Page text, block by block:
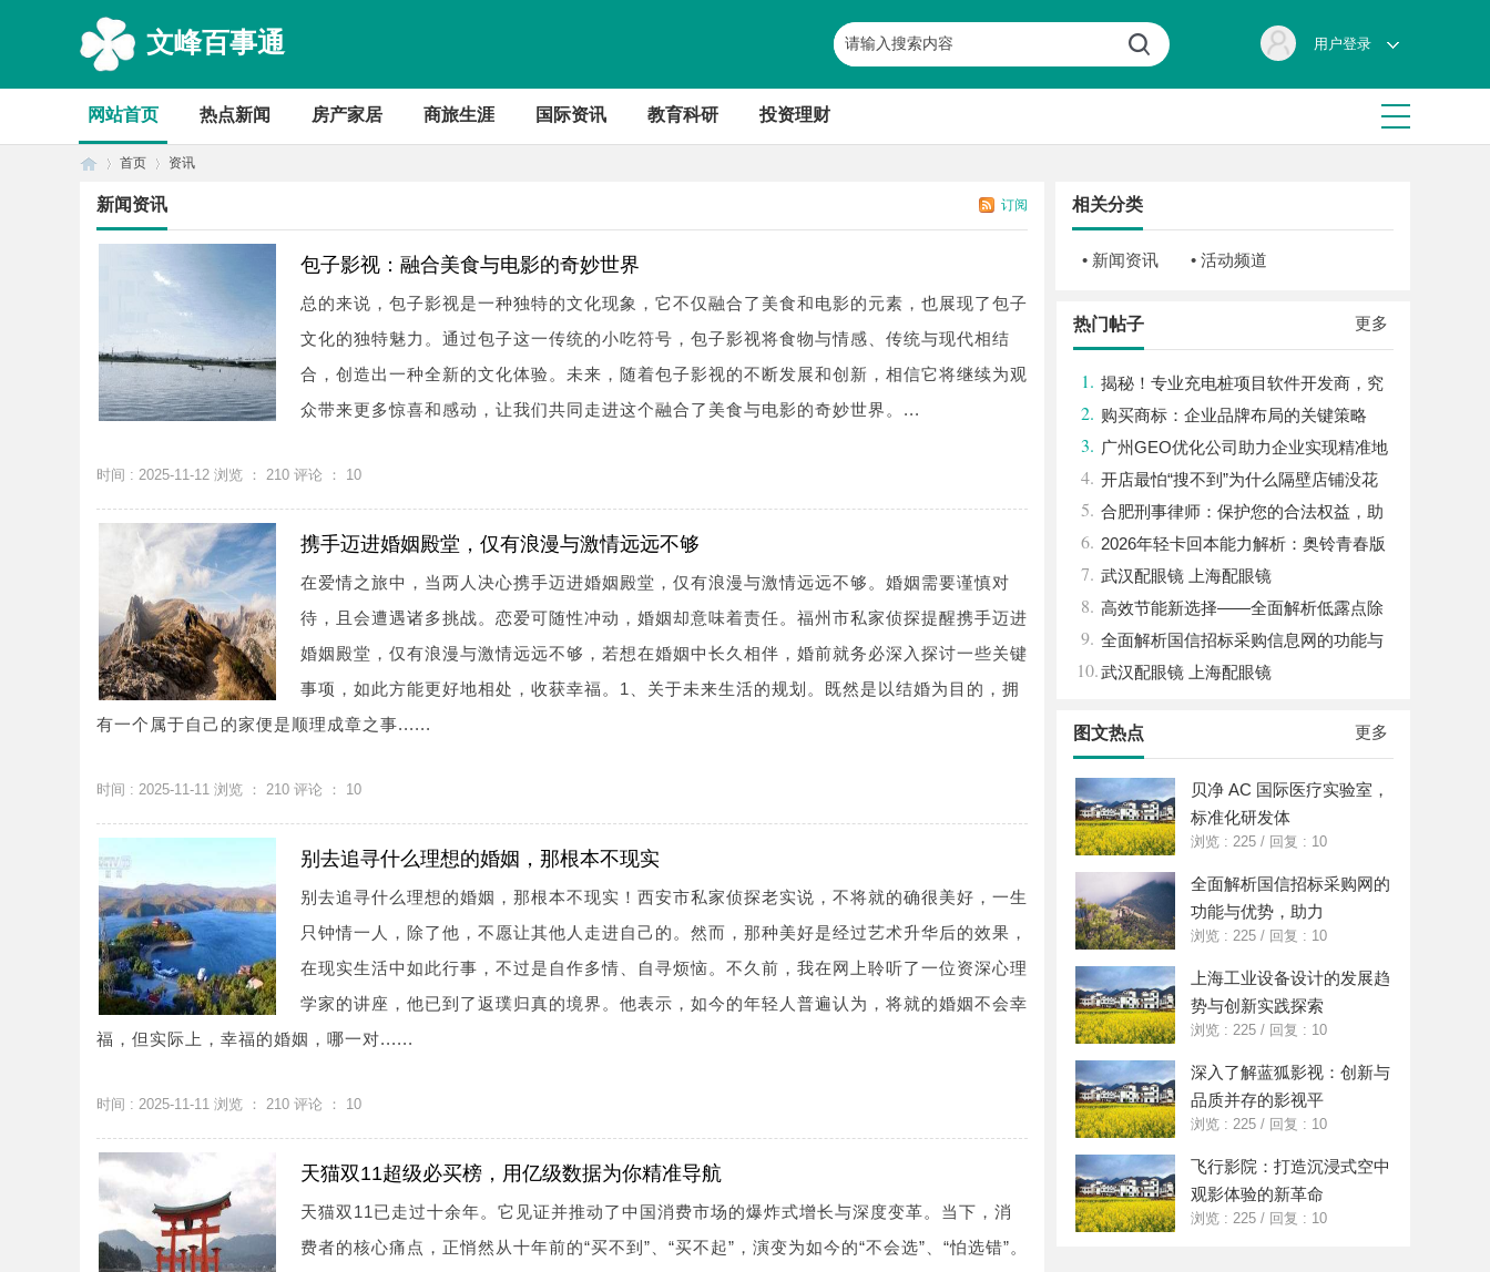
文峰百事通 用户登录
网站首页 热点新闻 房产家居 商旅生涯 国际资讯 教育科研 投资理财
首页 资讯
订阅
新闻资讯
包子影视：融合美食与电影的奇妙世界
总的来说，包子影视是一种独特的文化现象，它不仅融合了美食和电影的元素，也展现了包子
文化的独特魅力。通过包子这一传统的小吃符号，包子影视将食物与情感、传统与现代相结
合，创造出一种全新的文化体验。未来，随着包子影视的不断发展和创新，相信它将继续为观
众带来更多惊喜和感动，让我们共同走进这个融合了美食与电影的奇妙世界。...
时间 : 2025-11-12 浏览 ： 210 评论 ： 10
携手迈进婚姻殿堂，仅有浪漫与激情远远不够
在爱情之旅中，当两人决心携手迈进婚姻殿堂，仅有浪漫与激情远远不够。婚姻需要谨慎对
待，且会遭遇诸多挑战。恋爱可随性冲动，婚姻却意味着责任。福州市私家侦探提醒携手迈进
婚姻殿堂，仅有浪漫与激情远远不够，若想在婚姻中长久相伴，婚前就务必深入探讨一些关键
事项，如此方能更好地相处，收获幸福。1、关于未来生活的规划。既然是以结婚为目的，拥
有一个属于自己的家便是顺理成章之事......
时间 : 2025-11-11 浏览 ： 210 评论 ： 10
别去追寻什么理想的婚姻，那根本不现实
别去追寻什么理想的婚姻，那根本不现实！西安市私家侦探老实说，不将就的确很美好，一生
只钟情一人，除了他，不愿让其他人走进自己的。然而，那种美好是经过艺术升华后的效果，
在现实生活中如此行事，不过是自作多情、自寻烦恼。不久前，我在网上聆听了一位资深心理
学家的讲座，他已到了返璞归真的境界。他表示，如今的年轻人普遍认为，将就的婚姻不会幸
福，但实际上，幸福的婚姻，哪一对......
时间 : 2025-11-11 浏览 ： 210 评论 ： 10
天猫双11超级必买榜，用亿级数据为你精准导航
天猫双11已走过十余年。它见证并推动了中国消费市场的爆炸式增长与深度变革。当下，消
费者的核心痛点，正悄然从十年前的“买不到”、“买不起”，演变为如今的“不会选”、“怕选错”。
相关分类
• 新闻资讯 • 活动频道
更多
热门帖子
1. 揭秘！专业充电桩项目软件开发商，究
竟藏着哪些行业秘诀？
2. 购买商标：企业品牌布局的关键策略
3. 广州GEO优化公司助力企业实现精准地
理信息服务升级
4. 开店最怕“搜不到”为什么隔壁店铺没花
钱，ai却天天给他免费派单？
5. 合肥刑事律师：保护您的合法权益，助
您走出法律困境
6. 2026年轻卡回本能力解析：奥铃青春版
回本关键因素与高潜力车型介绍
7. 武汉配眼镜 上海配眼镜
8. 高效节能新选择——全面解析低露点除
湿机的应用与优势
9. 全面解析国信招标采购信息网的功能与
优势
10.武汉配眼镜 上海配眼镜
更多
图文热点
贝净 AC 国际医疗实验室，
标准化研发体
浏览 : 225 / 回复 : 10
全面解析国信招标采购网的
功能与优势，助力
浏览 : 225 / 回复 : 10
上海工业设备设计的发展趋
势与创新实践探索
浏览 : 225 / 回复 : 10
深入了解蓝狐影视：创新与
品质并存的影视平
浏览 : 225 / 回复 : 10
飞行影院：打造沉浸式空中
观影体验的新革命
浏览 : 225 / 回复 : 10